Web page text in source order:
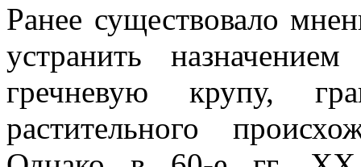
Ранее существовало
устранить
гречневую крупу,
растительного